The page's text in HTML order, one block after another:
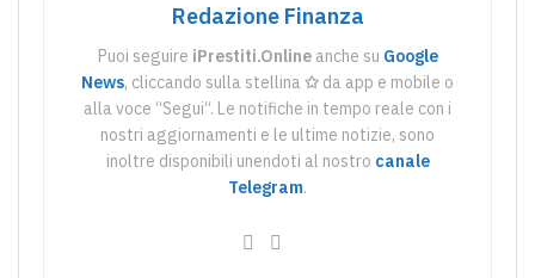
Redazione Finanza
Puoi seguire iPrestiti.Onlineanche su Google
News, cliccando sulla stellina✩ da app e mobile o
alla voce “Segui“. Le notifiche in tempo reale con i
nostri aggiornamenti e le ultime notizie, sono
inoltre disponibili unendoti al nostro canale
Telegram.